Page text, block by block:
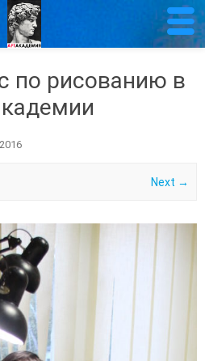
по рисованию в
Next →